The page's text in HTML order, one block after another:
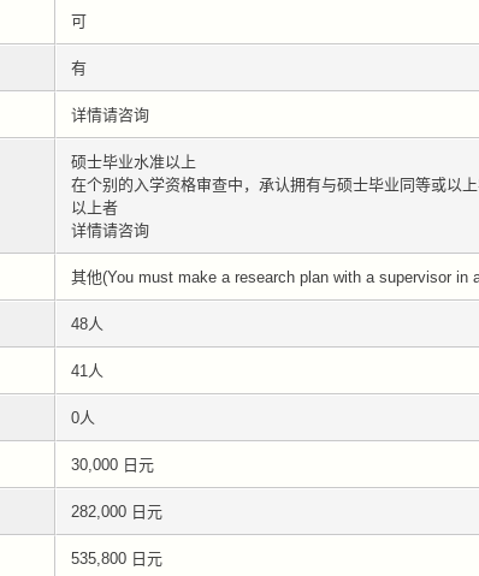
可
有
详情请咨询
硕士毕业水准以上
在个别的入学资格审查中，承认拥有与硕士毕业同等或以
以上者
详情请咨询
其他(You must make a research plan with a supervisor in
48人
41人
0人
30,000 日元
282,000 日元
535,800 日元